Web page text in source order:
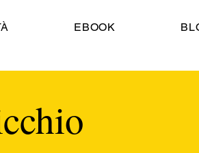
EBOOK